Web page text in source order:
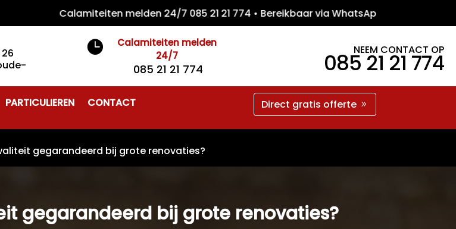
melden 24/7 085 21 21 774 • Bereikbaar via WhatsApp •

Calamiteiten melden
24/7
085 21 21 774
NEEM CONTACT OP
085 21 21 774
PARTICULIEREN CONTACT Direct gratis offerte
gegarandeerd bij grote renovaties?
gegarandeerd bij grote renovaties?